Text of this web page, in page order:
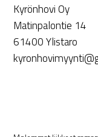
Kyrönhovi Oy
Matinpalontie 14
61400 Ylistaro